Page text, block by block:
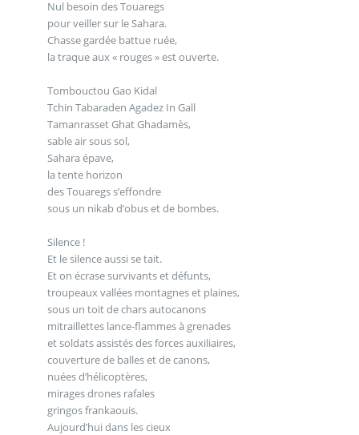
Nul besoin des Touaregs
pour veiller sur le Sahara.
Chasse gardée battue ruée,
la traque aux « rouges » est ouverte.
Tombouctou Gao Kidal
Tchin Tabaraden Agadez In Gall
Tamanrasset Ghat Ghadamès,
sable air sous sol,
Sahara épave,
la tente horizon
des Touaregs s’effondre
sous un nikab d’obus et de bombes.
Silence !
Et le silence aussi se tait.
Et on écrase survivants et défunts,
troupeaux vallées montagnes et plaines,
sous un toit de chars autocanons
mitraillettes lance-flammes à grenades
et soldats assistés des forces auxiliaires,
couverture de balles et de canons,
nuées d’hélicoptères,
mirages drones rafales
gringos frankaouis.
Aujourd’hui dans les cieux